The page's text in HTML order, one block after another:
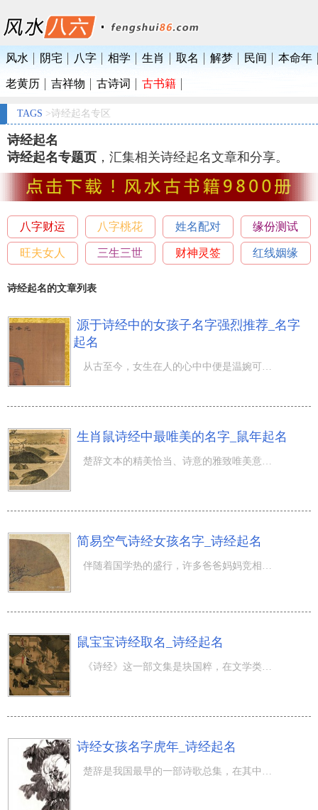
风水 阴宅 八字 相学 生肖 取名 解梦 民间 本命年
老黄历 吉祥物 古诗词 古书籍
TAGS >诗经起名专区
诗经起名
诗经起名专题页 ，汇集相关诗经起名文章和分享。
八字财运 八字桃花 姓名配对 缘份测试
旺夫女人 三生三世 财神灵签 红线姻缘
诗经起名的文章列表
源于诗经中的女孩子名字强烈推荐_名字
起名
从古至今，女生在人的心中中便是温婉可人，秀外慧中的印像。因此许多 爸爸妈妈给孩子起名字的情况下，常常
生肖鼠诗经中最唯美的名字_鼠年起名
简易空气诗经女孩名字_诗经起名
鼠宝宝诗经取名_诗经起名
诗经女孩名字虎年_诗经起名